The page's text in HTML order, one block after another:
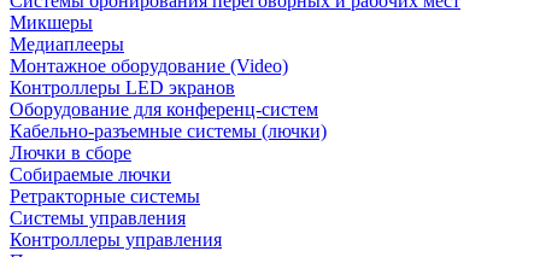
Микшеры
Медиаплееры
Монтажное оборудование (Video)
Контроллеры LED экранов
Оборудование для конференц-систем
Кабельно-разъемные системы (лючки)
Лючки в сборе
Собираемые лючки
Ретракторные системы
Системы управления
Контроллеры управления